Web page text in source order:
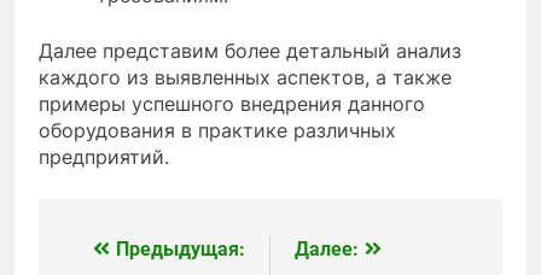
Далее представим более детальный анализ
каждого из выявленных аспектов, а также
примеры успешного внедрения данного
оборудования в практике различных
предприятий.
Навигация
Предыдущая:
Далее: